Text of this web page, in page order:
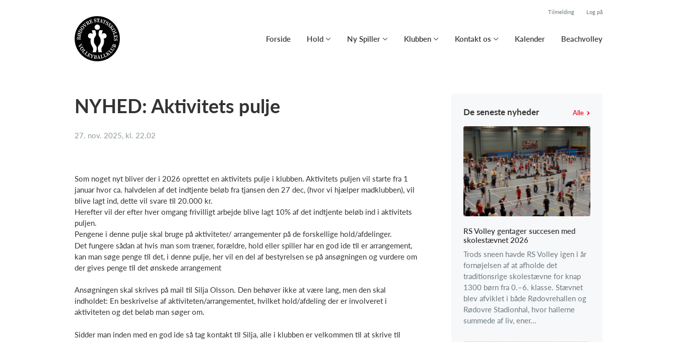
Tilmelding Log på
Forside Hold Ny Spiller Klubben Kontakt os Kalender Beachvolley
NYHED: Aktivitets pulje
27. nov. 2025, kl. 22.02
Som noget nyt bliver der i 2026 oprettet en aktivitets pulje i klubben. Aktivitets puljen vil starte fra 1
januar hvor ca. halvdelen af det indtjente beløb fra tjansen den 27 dec, (hvor vi hjælper madklubben), vil
blive lagt ind, dette vil svare til 20.000 kr.
Herefter vil der efter hver omgang frivilligt arbejde blive lagt 10% af det indtjente beløb ind i aktivitets
puljen.
Pengene i denne pulje skal bruge på aktiviteter/ arrangementer på de forskellige hold/afdelinger.
Det fungere sådan at hvis man som træner, forældre, hold eller spiller har en god ide til er arrangement,
kan man søge penge til det, i denne pulje, her vil en del af bestyrelsen se på ansøgningen og vurdere om
der gives penge til det ønskede arrangement
Ansøgningen skal skrives på mail til Silja Olsson. Den behøver ikke at være lang, men den skal
indholdet: En beskrivelse af aktiviteten/arrangementet, hvilket hold/afdeling der er involveret i
aktiviteten og det beløb man søger om.
Sidder man inden med en god ide så tag kontakt til Silja, alle i klubben er velkommen til at skrive til
De seneste nyheder Alle
RS Volley gentager succesen med
skolestævnet 2026
Trods sneen havde RS Volley igen i år
fornøjelsen af at afholde det
traditionsrige skolestævne for knap
1300 børn fra 0.–6. klasse. Stævnet
blev afviklet i både Rødovrehallen og
Rødovre Stadionhal, hvor hallerne
summede af liv, ener...